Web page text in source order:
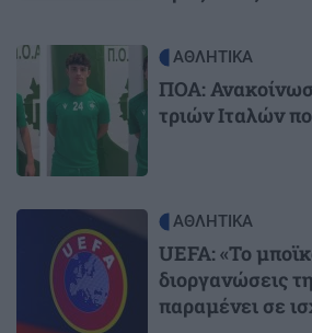
Image ΑΘΛΗΤΙΚΑ
ΠΟΑ:
τριών Ιταλών
ΑΘΛΗΤΙΚΑ
UEFA: «Το
διοργανώσεις
παραμένει σε